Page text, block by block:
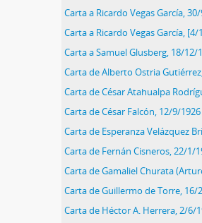
Carta a Ricardo Vegas García,
Carta a Ricardo Vegas García, [4/
Carta a Samuel Glusberg, 18/12/
Carta de César Falcón, 12/9/1926
Carta de Fernán Cisneros, 22/1/
Carta de Guillermo de Torre, 16/
Carta de Héctor A. Herrera, 2/6/